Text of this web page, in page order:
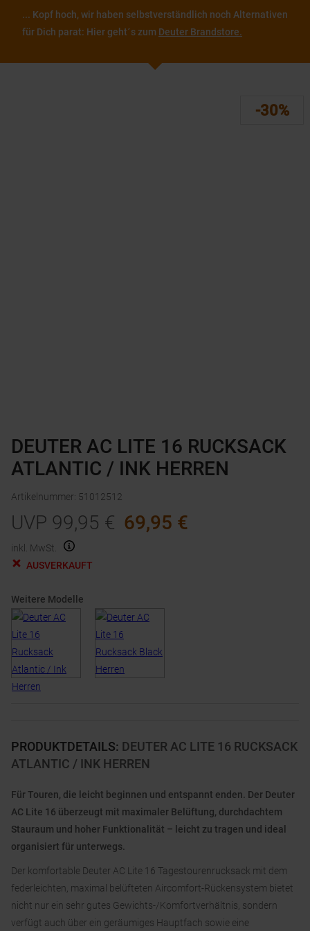
... Kopf hoch, wir haben selbstverständlich noch Alternativen
für Dich parat: Hier geht´s zum Deuter Brandstore.
-30%
PRODUKTDETAILS: DEUTER AC LITE 16 RUCKSACK
ATLANTIC / INK HERREN
Für Touren, die leicht beginnen und entspannt enden. Der Deuter
AC Lite 16 überzeugt mit maximaler Belüftung, durchdachtem
Stauraum und hoher Funktionalität – leicht zu tragen und ideal
organisiert für unterwegs.
Der komfortable Deuter AC Lite 16 Tagestourenrucksack mit dem
federleichten, maximal belüfteten Aircomfort-Rückensystem bietet
nicht nur ein sehr gutes Gewichts-/Komfortverhältnis, sondern
verfügt auch über ein geräumiges Hauptfach sowie eine
DEUTER AC LITE 16 RUCKSACK
ATLANTIC / INK HERREN
Artikelnummer: 51012512
UVP 99,95 € 69,95 €
inkl. MwSt.
AUSVERKAUFT
Weitere Modelle